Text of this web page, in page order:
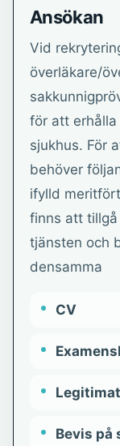
Ansökan
Vid
överläkare/
för att
sjukhus. För
behöver
ifylld
finns att
tjänsten och
densamma
CV
Bevis på